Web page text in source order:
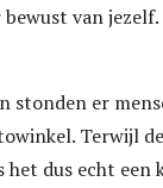
van
stonden er
Terwijl
het dus echt